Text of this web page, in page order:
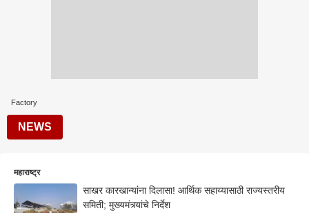
Factory
NEWS
महाराष्ट्र
साखर कारखान्यांना दिलासा! आर्थिक सहाय्यासाठी राज्यस्तरीय
समिती; मुख्यमंत्र्यांचे निर्देश